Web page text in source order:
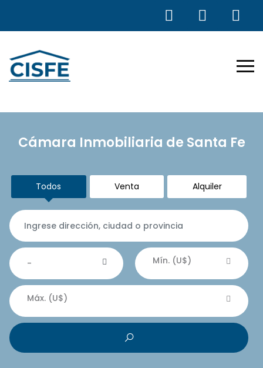
Cámara Inmobiliaria de Santa Fe
Todos Venta Alquiler
- Mín. (U$)
Máx. (U$)